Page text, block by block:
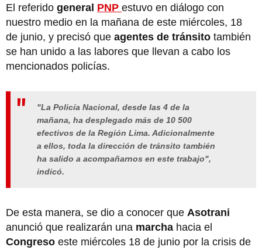
El referido general PNP estuvo en diálogo con
nuestro medio en la mañana de este miércoles, 18
de junio, y precisó que agentes de tránsito también
se han unido a las labores que llevan a cabo los
mencionados policías.
"La Policía Nacional, desde las 4 de la
mañana, ha desplegado más de 10 500
efectivos de la Región Lima. Adicionalmente
a ellos, toda la dirección de tránsito también
ha salido a acompañarnos en este trabajo",
indicó.
De esta manera, se dio a conocer que Asotrani
anunció que realizarán una marcha hacia el
Congreso este miércoles 18 de junio por la crisis de